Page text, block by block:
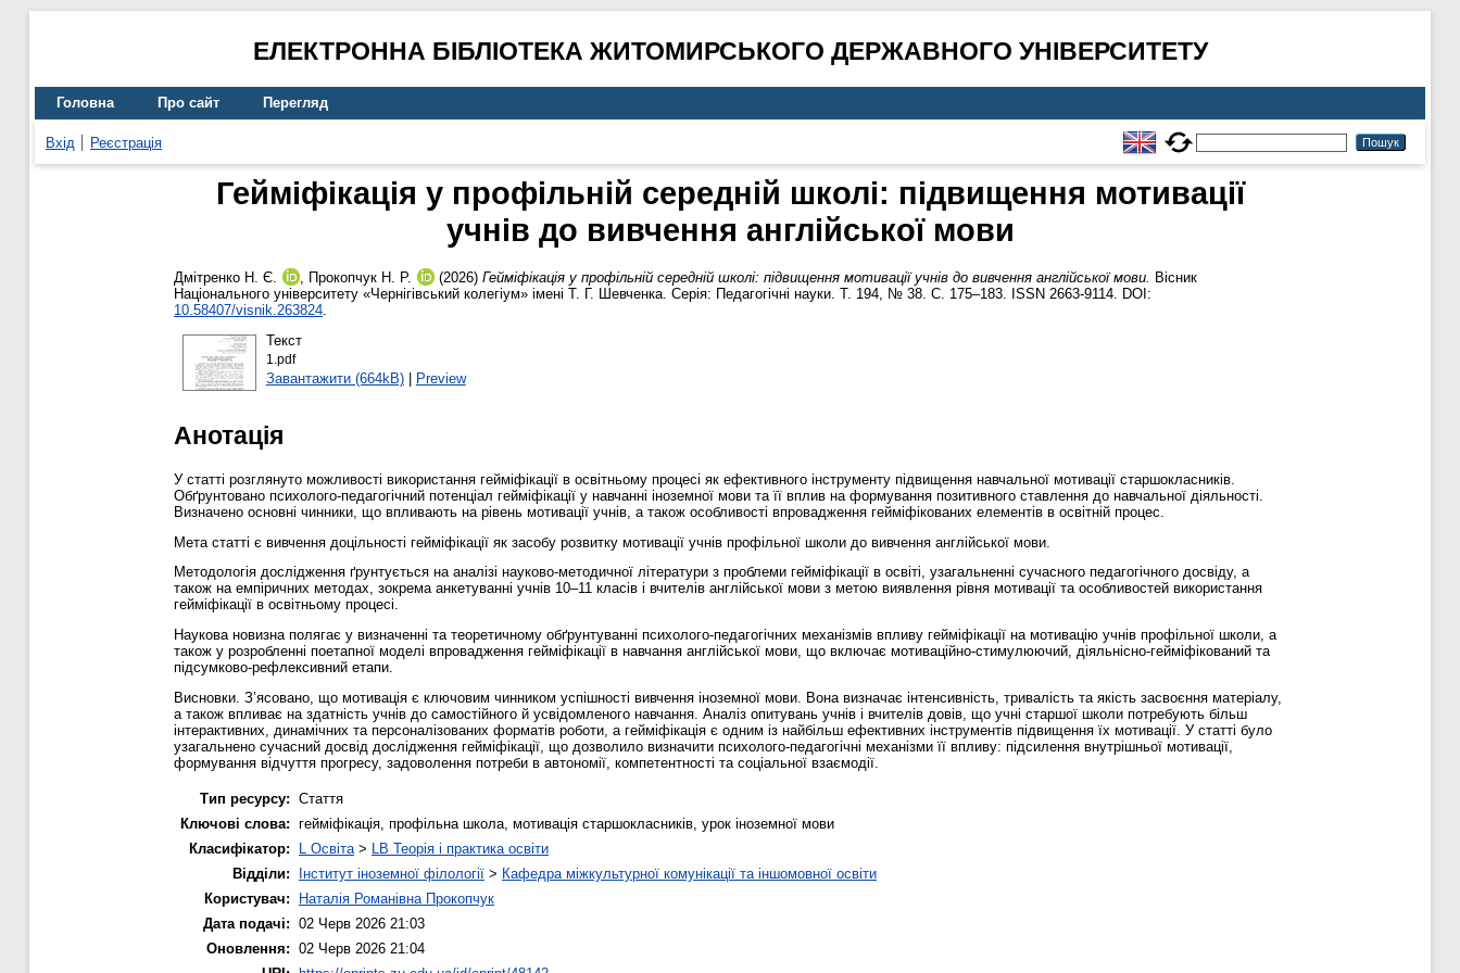
ЕЛЕКТРОННА БІБЛІОТЕКА ЖИТОМИРСЬКОГО ДЕРЖАВНОГО УНІВЕРСИТЕТУ
Головна Про сайт Перегляд
Вхід Реєстрація
Гейміфікація у профільній середній школі: підвищення мотивації
учнів до вивчення англійської мови
Дмітренко Н. Є. , Прокопчук Н. Р. (2026) Гейміфікація у профільній середній школі: підвищення мотивації учнів до вивчення англійської мови. Вісник
Національного університету «Чернігівський колегіум» імені Т. Г. Шевченка. Серія: Педагогічні науки. Т. 194, № 38. С. 175–183. ISSN 2663-9114. DOI:
10.58407/visnik.263824.
Текст
1.pdf
Завантажити (664kB)| Preview
Анотація
У статті розглянуто можливості використання гейміфікації в освітньому процесі як ефективного інструменту підвищення навчальної мотивації старшокласників.
Обґрунтовано психолого-педагогічний потенціал гейміфікації у навчанні іноземної мови та її вплив на формування позитивного ставлення до навчальної діяльності.
Визначено основні чинники, що впливають на рівень мотивації учнів, а також особливості впровадження гейміфікованих елементів в освітній процес.
Мета статті є вивчення доцільності гейміфікації як засобу розвитку мотивації учнів профільної школи до вивчення англійської мови.
Методологія дослідження ґрунтується на аналізі науково-методичної літератури з проблеми гейміфікації в освіті, узагальненні сучасного педагогічного досвіду, а
також на емпіричних методах, зокрема анкетуванні учнів 10–11 класів і вчителів англійської мови з метою виявлення рівня мотивації та особливостей використання
гейміфікації в освітньому процесі.
Наукова новизна полягає у визначенні та теоретичному обґрунтуванні психолого-педагогічних механізмів впливу гейміфікації на мотивацію учнів профільної школи, а
також у розробленні поетапної моделі впровадження гейміфікації в навчання англійської мови, що включає мотиваційно-стимулюючий, діяльнісно-гейміфікований та
підсумково-рефлексивний етапи.
Висновки. З’ясовано, що мотивація є ключовим чинником успішності вивчення іноземної мови. Вона визначає інтенсивність, тривалість та якість засвоєння матеріалу,
а також впливає на здатність учнів до самостійного й усвідомленого навчання. Аналіз опитувань учнів і вчителів довів, що учні старшої школи потребують більш
інтерактивних, динамічних та персоналізованих форматів роботи, а гейміфікація є одним із найбільш ефективних інструментів підвищення їх мотивації. У статті було
узагальнено сучасний досвід дослідження гейміфікації, що дозволило визначити психолого-педагогічні механізми її впливу: підсилення внутрішньої мотивації,
формування відчуття прогресу, задоволення потреби в автономії, компетентності та соціальної взаємодії.
Тип ресурсу: Стаття
Ключові слова: гейміфікація, профільна школа, мотивація старшокласників, урок іноземної мови
Класифікатор:
L Освіта >
LB Теорія і практика освіти
Відділи:
Інститут іноземної філології > Кафедра міжкультурної комунікації та іншомовної освіти
Користувач:
Наталія Романівна Прокопчук
Дата подачі: 02 Черв 2026 21:03
Оновлення: 02 Черв 2026 21:04